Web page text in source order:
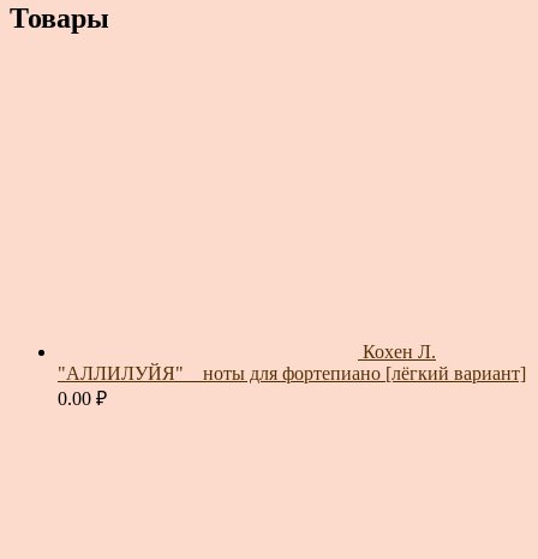
Товары
Кохен Л.
"АЛЛИЛУЙЯ" _ ноты для фортепиано [лёгкий вариант]
0.00 ₽